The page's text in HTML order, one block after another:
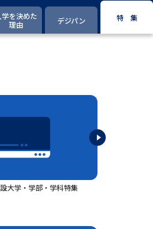
大学入学共通テスト「受験案
高等学校卒業程度認定試験
小学校教員資格認定試験
学を決めた
理由
デジパン 特 集
大学・学部・学科特集